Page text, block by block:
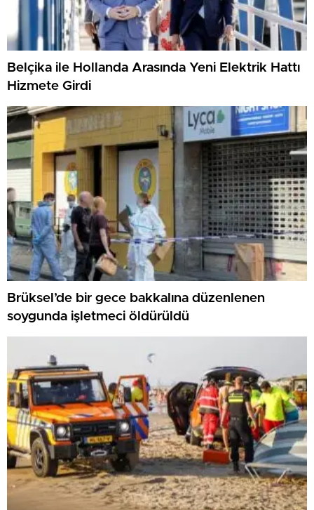
Belçika ile Hollanda Arasında Yeni Elektrik Hattı
Hizmete Girdi
Brüksel’de bir gece bakkalına düzenlenen
soygunda işletmeci öldürüldü